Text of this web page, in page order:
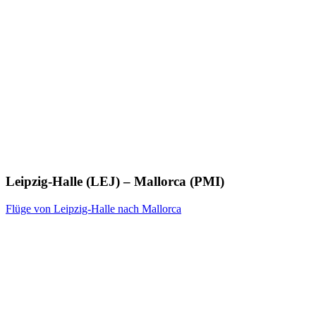
Leipzig-Halle (LEJ) – Mallorca (PMI)
Flüge von Leipzig-Halle nach Mallorca